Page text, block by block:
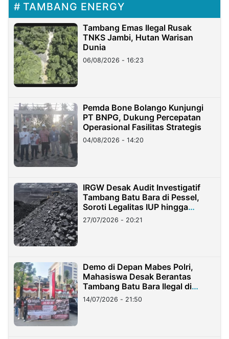
TAMBANG ENERGY
Tambang Emas Ilegal Rusak
TNKS Jambi, Hutan Warisan
Dunia
06/08/2026 - 16:23
Pemda Bone Bolango Kunjungi
PT BNPG, Dukung Percepatan
Operasional Fasilitas Strategis
04/08/2026 - 14:20
IRGW Desak Audit Investigatif
Tambang Batu Bara di Pessel,
Soroti Legalitas IUP hingga
Stockpile
27/07/2026 - 20:21
Demo di Depan Mabes Polri,
Mahasiswa Desak Berantas
Tambang Batu Bara Ilegal di
Lampung
14/07/2026 - 21:50